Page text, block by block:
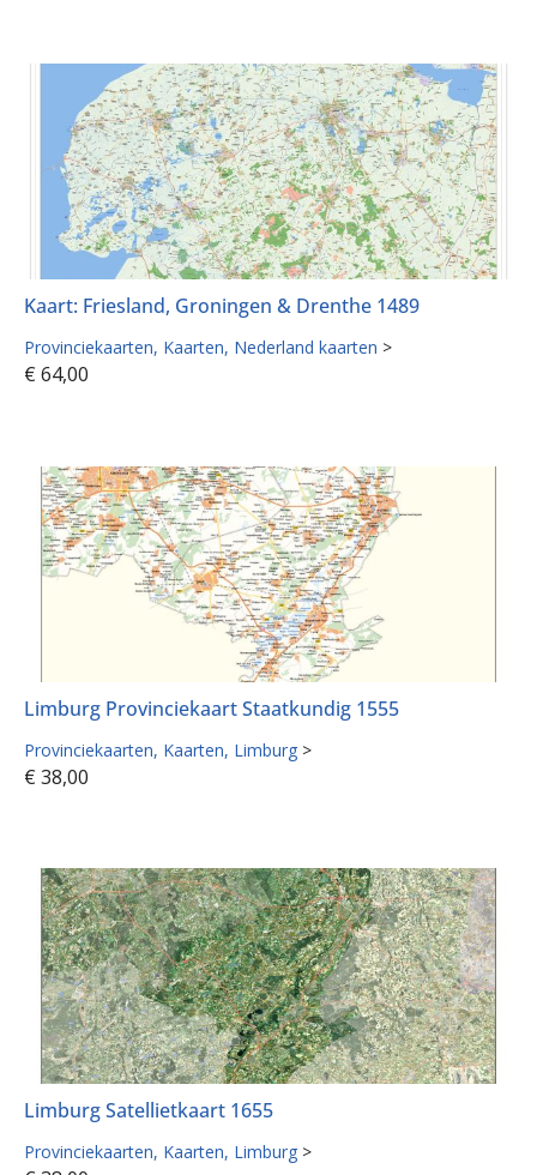
Kaart: Friesland, Groningen & Drenthe 1489
Provinciekaarten Kaarten Nederland kaarten >
€ 64,00
Limburg Provinciekaart Staatkundig 1555
Provinciekaarten Kaarten Limburg >
€ 38,00
Limburg Satellietkaart 1655
Provinciekaarten Kaarten Limburg >